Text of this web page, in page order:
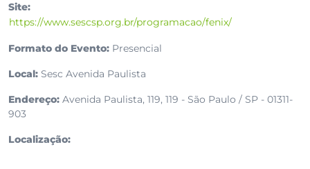
Site:
https://www.sescsp.org.br/programacao/fenix/
Formato do Evento: Presencial
Local: Sesc Avenida Paulista
Endereço: Avenida Paulista, 119, 119 - São Paulo / SP - 01311-
903
Localização: